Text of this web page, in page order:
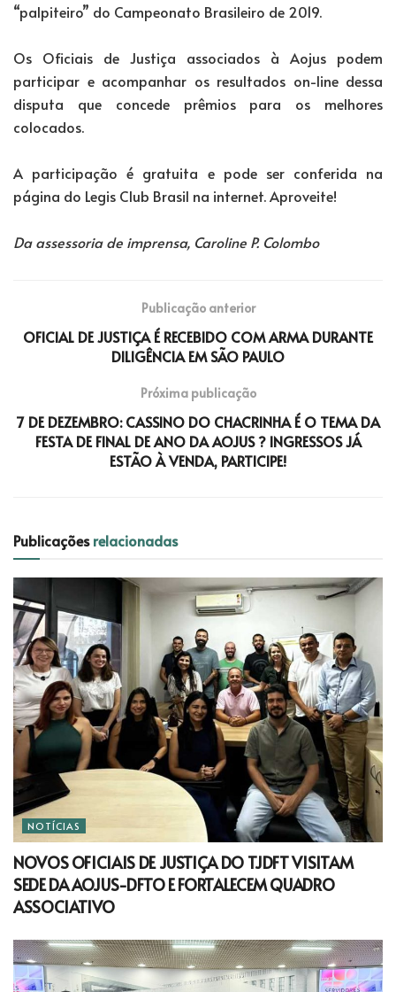
“palpiteiro” do Campeonato Brasileiro de 2019.
Os Oficiais de Justiça associados à Aojus podem
participar e acompanhar os resultados on-line dessa
disputa que concede prêmios para os melhores
colocados.
A participação é gratuita e pode ser conferida na
página do Legis Club Brasil na internet. Aproveite!
Da assessoria de imprensa, Caroline P. Colombo
Publicação anterior
OFICIAL DE JUSTIÇA É RECEBIDO COM ARMA DURANTE
DILIGÊNCIA EM SÃO PAULO
Próxima publicação
7 DE DEZEMBRO: CASSINO DO CHACRINHA É O TEMA DA
FESTA DE FINAL DE ANO DA AOJUS ? INGRESSOS JÁ
ESTÃO À VENDA, PARTICIPE!
Publicaçõesrelacionadas
NOTÍCIAS
NOVOS OFICIAIS DE JUSTIÇA DO TJDFT VISITAM
SEDE DA AOJUS-DFTO E FORTALECEM QUADRO
ASSOCIATIVO